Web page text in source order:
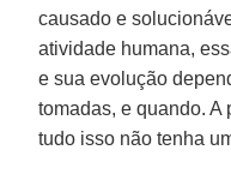
causado e
atividade humana,
e sua evolução
tomadas, e quando. A
tudo isso não tenha